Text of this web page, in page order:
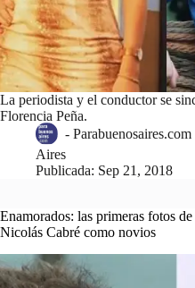
La periodista y el conductor se
Florencia Peña.
-
Aires
Publicada: Sep 21, 2018
Enamorados: las primeras fotos
Nicolás Cabré como novios